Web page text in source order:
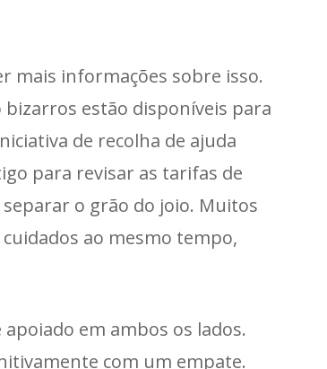
mais informações sobre isso.
estão disponíveis para
de recolha de ajuda
para revisar as tarifas de
o grão do joio. Muitos
ao mesmo tempo,
em ambos os lados.
com um empate.